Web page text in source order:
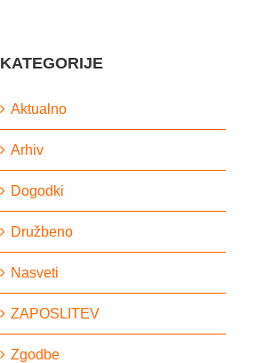
KATEGORIJE
Aktualno
Arhiv
Dogodki
Družbeno
Nasveti
ZAPOSLITEV
Zgodbe